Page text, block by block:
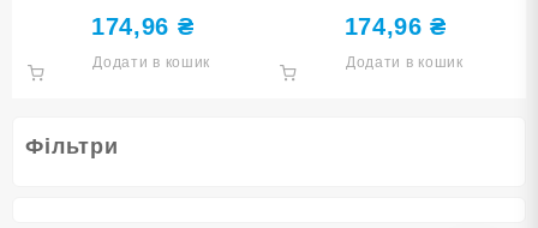
Фільтри
футлярі SNS чорна SC-Ч
174,96 ₴
Додати в кошик
футлярі SNS мультиколір
SC-Ц3
174,96₴
Додати в кошик